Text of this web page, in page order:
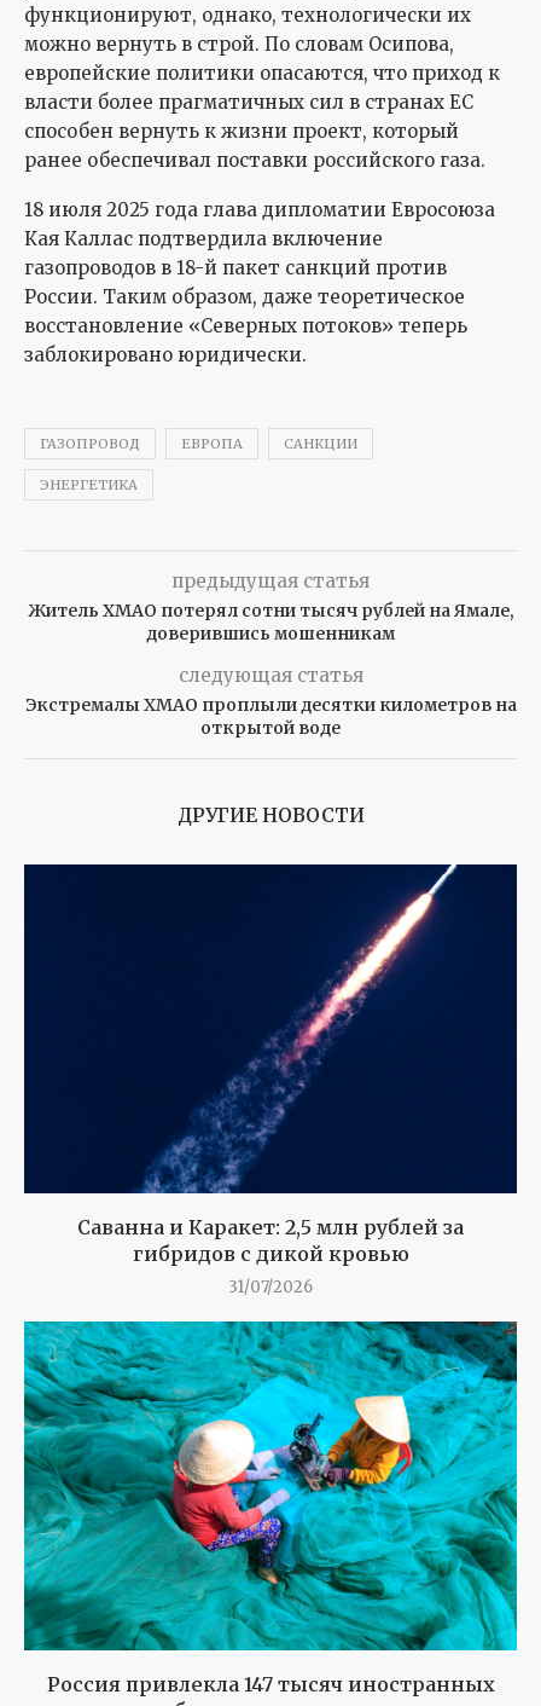
функционируют, однако, технологически их
можно вернуть в строй. По словам Осипова,
европейские политики опасаются, что приход к
власти более прагматичных сил в странах ЕС
способен вернуть к жизни проект, который
ранее обеспечивал поставки российского газа.
18 июля 2025 года глава дипломатии Евросоюза
Кая Каллас подтвердила включение
газопроводов в 18-й пакет санкций против
России. Таким образом, даже теоретическое
восстановление «Северных потоков» теперь
заблокировано юридически.
ГАЗОПРОВОД ЕВРОПА САНКЦИИ
ЭНЕРГЕТИКА
предыдущая статья
Житель ХМАО потерял сотни тысяч рублей на Ямале,
доверившись мошенникам
следующая статья
Экстремалы ХМАО проплыли десятки километров на
открытой воде
ДРУГИЕ НОВОСТИ
Саванна и Каракет: 2,5 млн рублей за
гибридов с дикой кровью
31/07/2026
Россия привлекла 147 тысяч иностранных